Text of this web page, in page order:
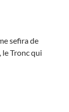
sefira de
Tronc qui